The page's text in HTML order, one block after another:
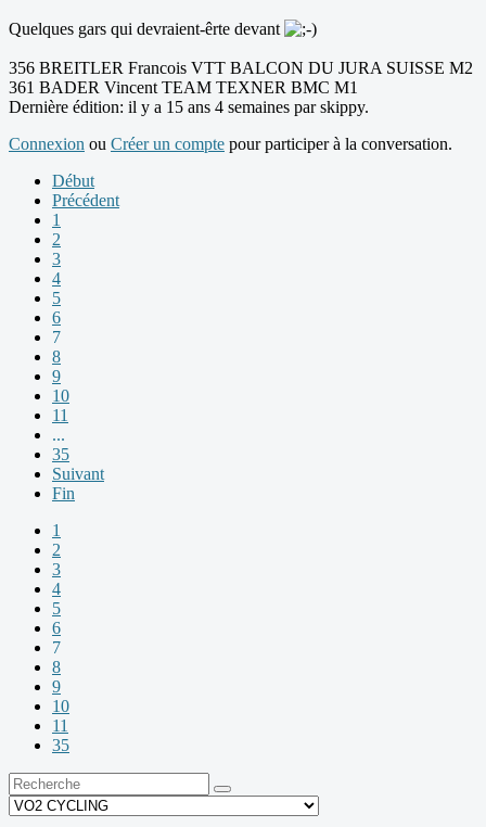
Quelques gars qui devraient-êrte devant
356 BREITLER Francois VTT BALCON DU JURA SUISSE M2
361 BADER Vincent TEAM TEXNER BMC M1
Dernière édition: il y a 15 ans 4 semaines parskippy.
Connexion ou Créer un compte pour participer à la conversation.
Début
Précédent
1
2
3
4
5
6
7
8
9
10
11
...
35
Suivant
Fin
1
2
3
4
5
6
7
8
9
10
11
35